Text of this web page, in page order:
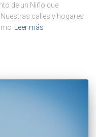
de un Niño que
calles y hogares
Leer más